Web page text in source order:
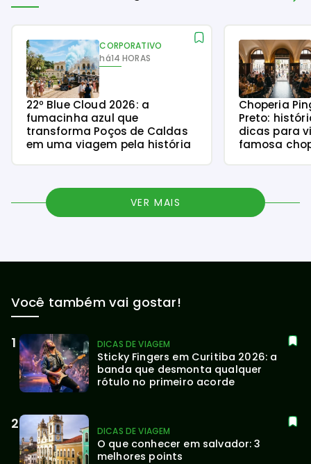
CORPORATIVO
há14 HORAS
22º Blue Cloud 2026: a
fumacinha azul que
transforma Poços de Caldas
em uma viagem pela história
Choperia
Preto:
dicas para
famosa
VER MAIS
Você também vai gostar!
DICAS DE VIAGEM
Sticky Fingers em Curitiba 2026: a
banda que desmonta qualquer
rótulo no primeiro acorde
DICAS DE VIAGEM
O que conhecer em salvador: 3
melhores points